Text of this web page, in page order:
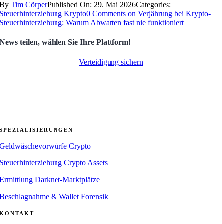
ByTim CörperPublished On: 29. Mai 2026Categories:
Steuerhinterziehung Krypto0 Comments on Verjährung bei Krypto-
Steuerhinterziehung: Warum Abwarten fast nie funktioniert
News teilen, wählen Sie Ihre Plattform!
Verteidigung sichern
SPEZIALISIERUNGEN
Geldwäschevorwürfe Crypto
Steuerhinterziehung Crypto Assets
Ermittlung Darknet-Marktplätze
Beschlagnahme & Wallet Forensik
KONTAKT